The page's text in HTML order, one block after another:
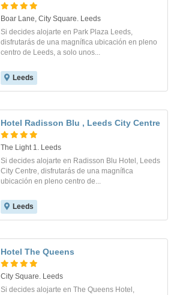
Boar Lane, City Square. Leeds
Si decides alojarte en Park Plaza Leeds,
disfrutarás de una magnífica ubicación en pleno
centro de Leeds, a solo unos...
Leeds
Hotel Radisson Blu , Leeds City Centre
The Light 1. Leeds
Si decides alojarte en Radisson Blu Hotel, Leeds
City Centre, disfrutarás de una magnífica
ubicación en pleno centro de...
Leeds
Hotel The Queens
City Square. Leeds
Si decides alojarte en The Queens Hotel,